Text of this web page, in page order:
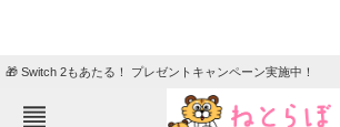
🎁 Switch 2もあたる！ プレゼントキャンペーン実施中！